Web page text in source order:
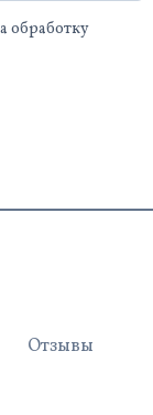
обработку
Отзывы